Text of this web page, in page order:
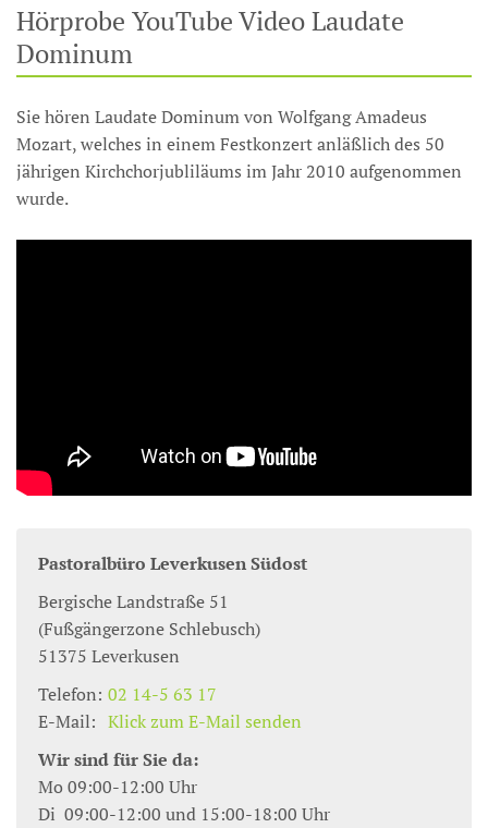
Hörprobe YouTube Video Laudate
Dominum
Sie hören Laudate Dominum von Wolfgang Amadeus
Mozart, welches in einem Festkonzert anläßlich des 50
jährigen Kirchchorjubliläums im Jahr 2010 aufgenommen
wurde.
Pastoralbüro Leverkusen Südost
Bergische Landstraße 51
(Fußgängerzone Schlebusch)
51375 Leverkusen
Telefon: 02 14-5 63 17
E-Mail: Klick zum E-Mail senden
Wir sind für Sie da:
Mo 09:00-12:00 Uhr
Di 09:00-12:00 und 15:00-18:00 Uhr